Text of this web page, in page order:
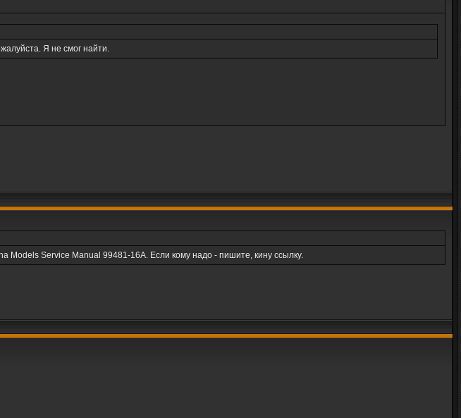
Я не смог найти.
Service Manual 99481-16A. Если кому надо - пишите, кину ссылку.